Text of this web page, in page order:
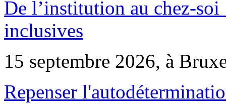
De l’institution au chez-
inclusives
15 septembre 2026, à
Repenser